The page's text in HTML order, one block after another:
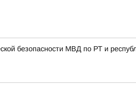
безопасности МВД по РТ и